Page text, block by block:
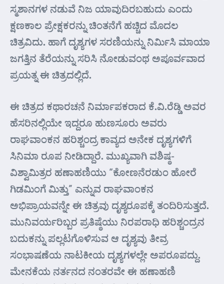
ಸ್ಮಶಾನಗಳ ನಡುವೆ ನಿಜ ಯಾವುದಿರಬಹುದು ಎಂದು
ಕ್ಷಣಕಾಲ ಪ್ರೇಕ್ಷಕರನ್ನು ಚಿಂತನೆಗೆ ಹಚ್ಚಿದ ಮೊದಲ
ಚಿತ್ರವಿದು. ಹಾಗೆ ದೃಶ್ಯಗಳ ಸರಣಿಯನ್ನು ನಿರ್ಮಿಸಿ ಮಾಯಾ
ಜಗತ್ತಿನ ತೆರೆಯನ್ನು ಸರಿಸಿ ನೋಡುವಂಥ ಅಪೂರ್ವವಾದ
ಪ್ರಯತ್ನ ಈ ಚಿತ್ರದಲ್ಲಿದೆ.
ಈ ಚಿತ್ರದ ಕಥಾರಚನೆ ನಿರ್ಮಾಪಕರಾದ ಕೆ.ವಿ.ರೆಡ್ಡಿ ಅವರ
ಹೆಸರಿನಲ್ಲಿಯೇ ಇದ್ದರೂ ಹುಣಸೂರು ಅವರು
ರಾಘವಾಂಕನ ಹರಿಶ್ಚಂದ್ರ ಕಾವ್ಯದ ಅನೇಕ ದೃಶ್ಯಗಳಿಗೆ
ಸಿನಿಮಾ ರೂಪ ನೀಡಿದ್ದಾರೆ. ಮುಖ್ಯವಾಗಿ ವಶಿಷ್ಠ-
ವಿಶ್ವಾಮಿತ್ರರ ಹಣಾಹಣಿಯು “ಕೋಣನೆರಡುಂ ಹೋರೆ
ಗಿಡಮಿಂಗೆ ಮಿತ್ತು” ಎನ್ನುವ ರಾಘವಾಂಕನ
ಅಭಿಪ್ರಾಯವನ್ನೇ ಈ ಚಿತ್ರವು ದೃಶ್ಯರೂಪಕ್ಕೆ ತಂದಿರಿಸುತ್ತದೆ.
ಮುನಿವರ್ಯರಿಬ್ಬರ ಪ್ರತಿಷ್ಠೆಯು ನಿರಪರಾಧಿ ಹರಿಶ್ಚಂದ್ರನ
ಬದುಕನ್ನು ಪಲ್ಲಟಗೊಳಿಸುವ ಆ ದೃಶ್ಯವು ತೀವ್ರ
ಸಂಭಾಷಣೆಯ ನಾಟಕೀಯ ದೃಶ್ಯಗಳಲ್ಲೇ ಅಪರೂಪದ್ದು.
ಮೇನಕೆಯ ನರ್ತನದ ನಂತರವೇ ಈ ಹಣಾಹಣಿ